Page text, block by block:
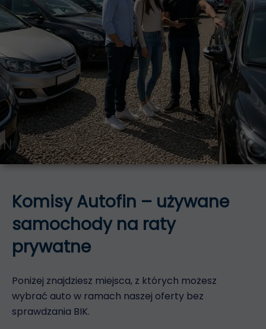
Komisy Autofin – używane
samochody na raty
prywatne
Poniżej znajdziesz miejsca, z których możesz
wybrać auto w ramach naszej oferty bez
sprawdzania BIK.